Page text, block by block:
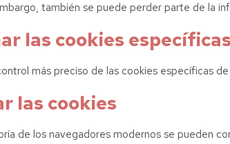
también se puede perder parte de la
las cookies
más preciso de las cookies específicas
las cookies
de los navegadores modernos se pueden